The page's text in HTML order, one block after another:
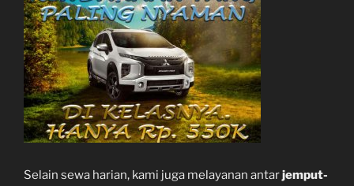
Selain sewa harian, kami juga melayanan antarjemput-